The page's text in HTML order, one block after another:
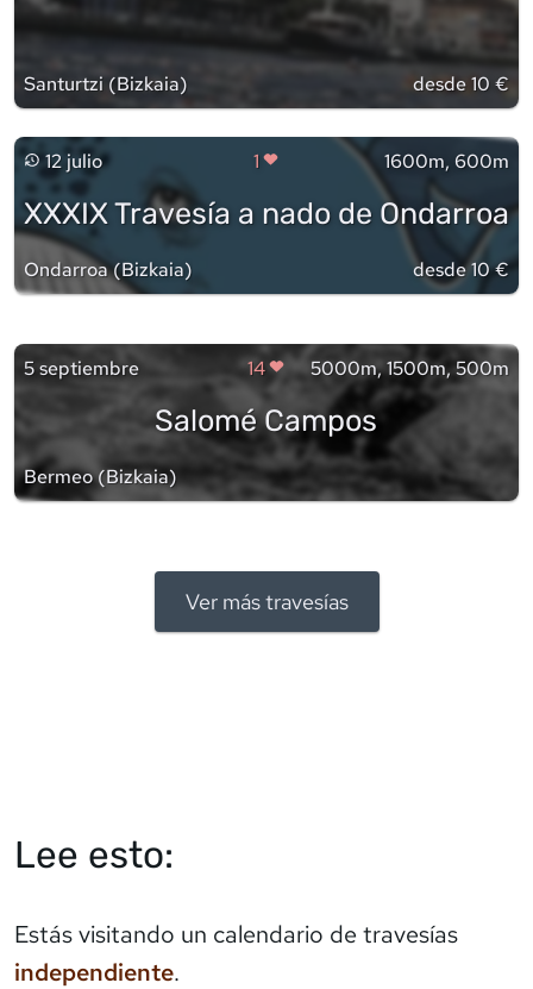
Santurtzi (Bizkaia) desde 10 €
12 julio 1 1600m, 600m
XXXIX Travesía a nado de Ondarroa
Ondarroa(Bizkaia) desde 10 €
5 septiembre 14 5000m, 1500m, 500m
Salomé Campos
Bermeo(Bizkaia)
Ver más travesías
Lee esto:
Estás visitando un calendario de travesías
independiente.